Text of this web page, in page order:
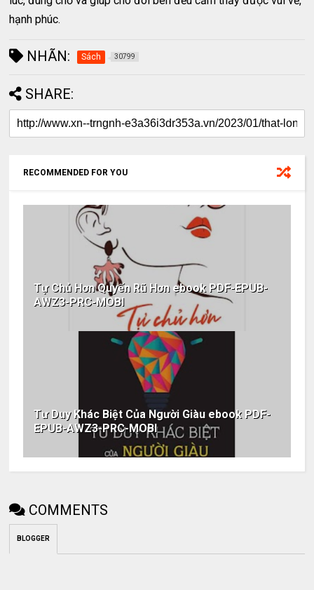
hạnh phúc.
NHÃN: Sách 30799
SHARE:
RECOMMENDED FOR YOU
Tự Chủ Hơn Quyến Rũ Hơn ebook PDF-EPUB-
AWZ3-PRC-MOBI
Tư Duy Khác Biệt Của Người Giàu ebook PDF-
EPUB-AWZ3-PRC-MOBI
COMMENTS
BLOGGER